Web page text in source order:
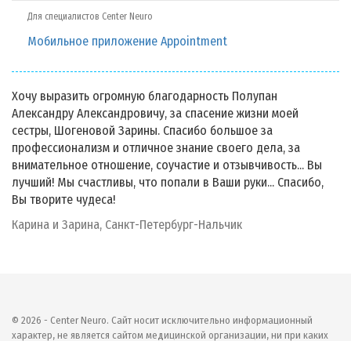
Для специалистов Center Neuro
Мобильное приложение Appointment
Хочу выразить огромную благодарность Полупан
Александру Александровичу, за спасение жизни моей
сестры, Шогеновой Зарины. Спасибо большое за
профессионализм и отличное знание своего дела, за
внимательное отношение, соучастие и отзывчивость... Вы
лучший! Мы счастливы, что попали в Ваши руки... Спасибо,
Вы творите чудеса!
Карина и Зарина, Санкт-Петербург-Нальчик
© 2026 - Center Neuro. Сайт носит исключительно информационный
характер, не является сайтом медицинской организации, ни при каких